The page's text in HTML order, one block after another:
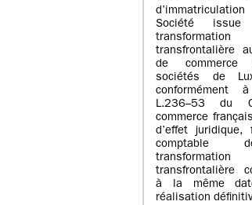
Société
transformation
transfrontalière
de
sociétés de
conformément
L.236–53 du
commerce
d’effet juridique,
transformation
transfrontalière
à la même
réalisation